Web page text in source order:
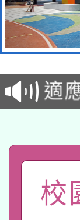
本
招
適
本
暨
科
礎
「
校